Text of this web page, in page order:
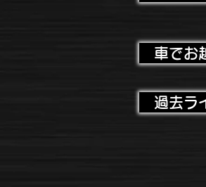
車でお
過去ラ